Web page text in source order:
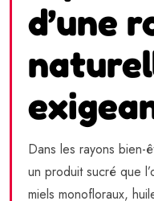
d’une
Dans les rayons bien-
un produit sucré que
miels monofloraux,